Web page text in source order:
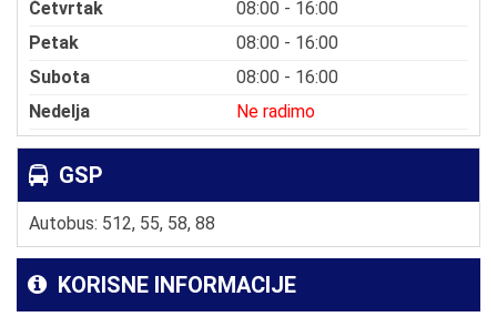
Četvrtak
08:00 - 16:00
Petak
08:00 - 16:00
Subota
08:00 - 16:00
Nedelja
Ne radimo
GSP
Autobus: 512, 55, 58, 88
KORISNE INFORMACIJE